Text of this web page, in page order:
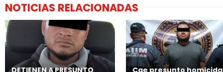
NOTICIAS RELACIONADAS
DETIENEN A PRESUNTO Cae presunto homicida